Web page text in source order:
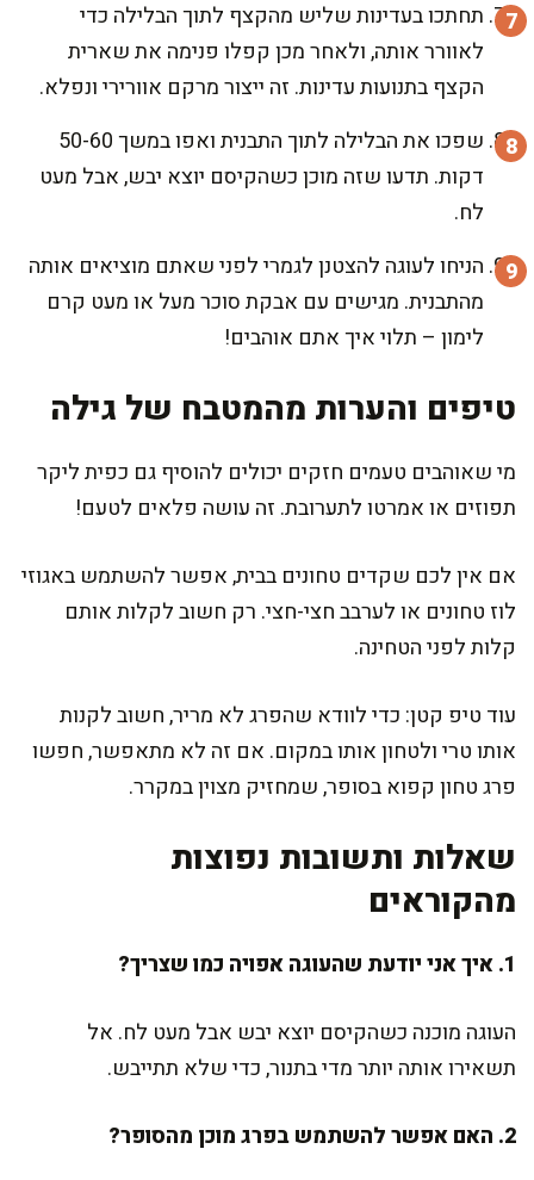
תחתכו בעדינות שליש מהקצף לתוך הבלילה כדי
לאוורר אותה, ולאחר מכן קפלו פנימה את שארית
הקצף בתנועות עדינות. זה ייצור מרקם אוורירי ונפלא.
שפכו את הבלילה לתוך התבנית ואפו במשך 50-60
דקות. תדעו שזה מוכן כשהקיסם יוצא יבש, אבל מעט
לח.
הניחו לעוגה להצטנן לגמרי לפני שאתם מוציאים אותה
מהתבנית. מגישים עם אבקת סוכר מעל או מעט קרם
לימון – תלוי איך אתם אוהבים!
טיפים והערות מהמטבח של גילה
מי שאוהבים טעמים חזקים יכולים להוסיף גם כפית ליקר
תפוזים או אמרטו לתערובת. זה עושה פלאים לטעם!
אם אין לכם שקדים טחונים בבית, אפשר להשתמש באגוזי
לוז טחונים או לערבב חצי-חצי. רק חשוב לקלות אותם
קלות לפני הטחינה.
עוד טיפ קטן: כדי לוודא שהפרג לא מריר, חשוב לקנות
אותו טרי ולטחון אותו במקום. אם זה לא מתאפשר, חפשו
פרג טחון קפוא בסופר, שמחזיק מצוין במקרר.
שאלות ותשובות נפוצות
מהקוראים
1. איך אני יודעת שהעוגה אפויה כמו שצריך?
העוגה מוכנה כשהקיסם יוצא יבש אבל מעט לח. אל
תשאירו אותה יותר מדי בתנור, כדי שלא תתייבש.
2. האם אפשר להשתמש בפרג מוכן מהסופר?